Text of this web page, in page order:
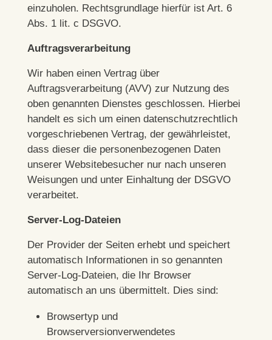
einzuholen. Rechtsgrundlage hierfür ist Art. 6
Abs. 1 lit. c DSGVO.
Auftragsverarbeitung
Wir haben einen Vertrag über
Auftragsverarbeitung (AVV) zur Nutzung des
oben genannten Dienstes geschlossen. Hierbei
handelt es sich um einen datenschutzrechtlich
vorgeschriebenen Vertrag, der gewährleistet,
dass dieser die personenbezogenen Daten
unserer Websitebesucher nur nach unseren
Weisungen und unter Einhaltung der DSGVO
verarbeitet.
Server-Log-Dateien
Der Provider der Seiten erhebt und speichert
automatisch Informationen in so genannten
Server-Log-Dateien, die Ihr Browser
automatisch an uns übermittelt. Dies sind:
Browsertyp und
Browserversionverwendetes